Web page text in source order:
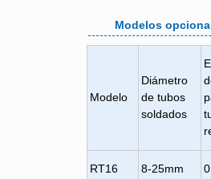
Modelos
Modelo
Diámetro
de tubos
soldados
RT16 8-25mm